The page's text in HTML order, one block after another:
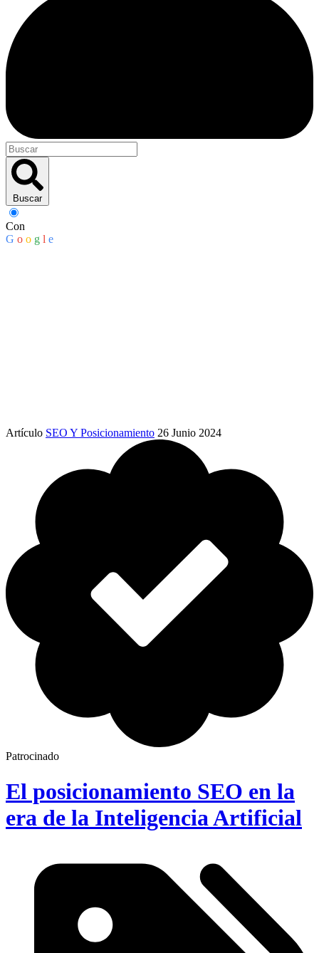
Buscar
Con
G o o g l e
Artículo SEO Y Posicionamiento 26 Junio 2024
Patrocinado
El posicionamiento SEO en la
era de la Inteligencia Artificial